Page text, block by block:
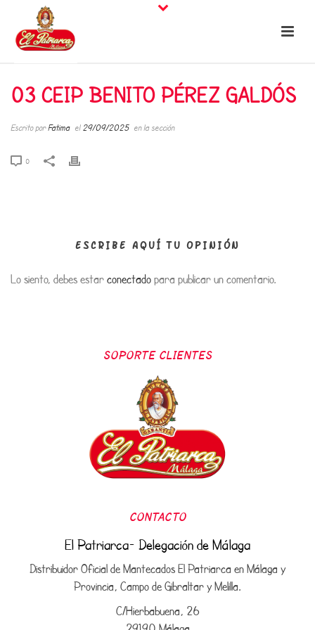
03 CEIP BENITO PÉREZ GALDÓS
Escrito porFatima el 29/09/2025 en la sección
0
ESCRIBE AQUÍ TU OPINIÓN
Lo siento, debes estarconectadopara publicar un comentario.
SOPORTE CLIENTES
CONTACTO
El Patriarca- Delegación de Málaga
Distribuidor Oficial de Mantecados El Patriarca en Málaga y
Provincia, Campo de Gibraltar y Melilla.
C/Hierbabuena, 26